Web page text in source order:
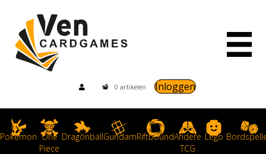
0 artikelen Inloggen
Pokemon One
Piece
DragonballGundamRiftboundAndere
TCG
Lego